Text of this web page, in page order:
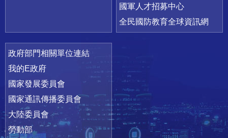
國軍人才招募中心
全民國防教育全球資訊網
政府部門相關單位連結
我的E政府
國家發展委員會
國家通訊傳播委員會
大陸委員會
勞動部